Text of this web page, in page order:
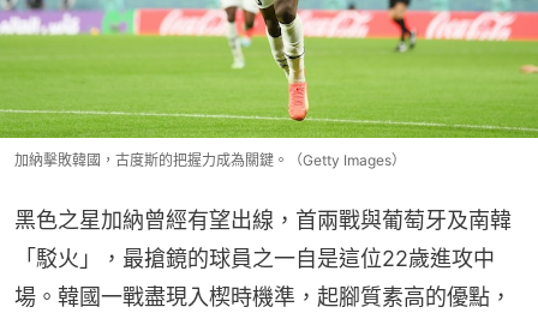
加納擊敗韓國，古度斯的把握力成為關鍵。（Getty Images）
黑色之星加納曾經有望出線，首兩戰與葡萄牙及南韓
「駁火」，最搶鏡的球員之一自是這位22歲進攻中
場。韓國一戰盡現入楔時機準，起腳質素高的優點，